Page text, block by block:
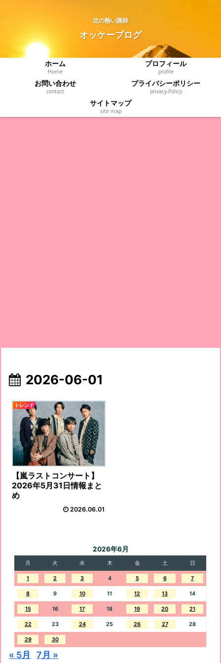
北の熱い講師
オッケーブログ
ホーム
Home
プロフィール
profile
お問い合わせ
contact
プライバシーポリシー
privacy‐Policy
サイトマップ
site map
2026-06-01
トレンド
【嵐ラストコンサート】
2026年5月31日情報まと
め
2026.06.01
2026年6月
月 火 水 木 金 土 日
1 2 3 4 5 6 7
8 9 10 11 12 13 14
15 16 17 18 19 20 21
22 23 24 25 26 27 28
29 30
« 5月 7月 »